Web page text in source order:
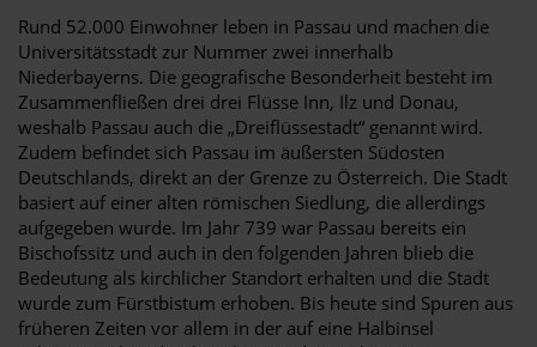
Rund 52.000 Einwohner leben in Passau und machen die
Universitätsstadt zur Nummer zwei innerhalb
Niederbayerns. Die geografische Besonderheit besteht im
Zusammenfließen drei drei Flüsse Inn, Ilz und Donau,
weshalb Passau auch die „Dreiflüssestadt“ genannt wird.
Zudem befindet sich Passau im äußersten Südosten
Deutschlands, direkt an der Grenze zu Österreich. Die Stadt
basiert auf einer alten römischen Siedlung, die allerdings
aufgegeben wurde. Im Jahr 739 war Passau bereits ein
Bischofssitz und auch in den folgenden Jahren blieb die
Bedeutung als kirchlicher Standort erhalten und die Stadt
wurde zum Fürstbistum erhoben. Bis heute sind Spuren aus
früheren Zeiten vor allem in der auf eine Halbinsel